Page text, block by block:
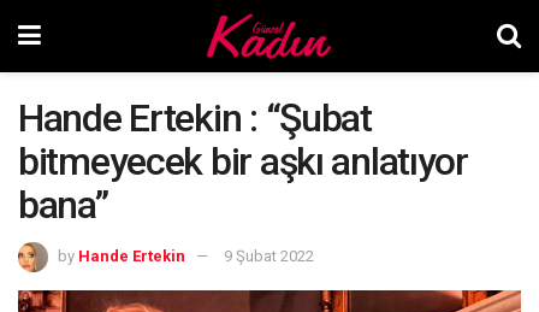
Hande Ertekin : “Şubat
bitmeyecek bir aşkı anlatıyor
bana”
by Hande Ertekin 9 Şubat 2022